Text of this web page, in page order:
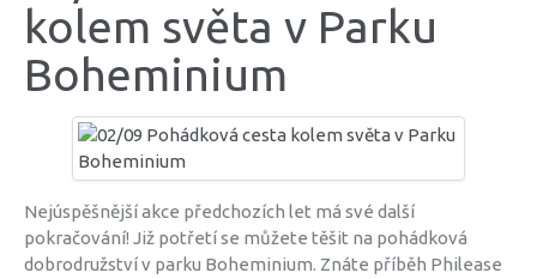
kolem světa v Parku
Boheminium
Nejúspěšnější akce předchozích let má své další
pokračování! Již potřetí se můžete těšit na pohádková
dobrodružství v parku Boheminium. Znáte příběh Philease